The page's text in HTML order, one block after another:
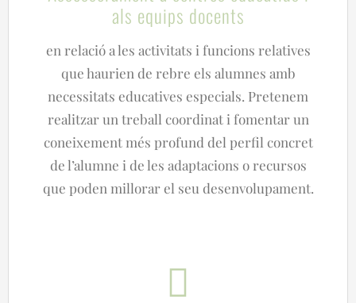
als equips docents
en relació a les activitats i funcions relatives
que haurien de rebre els alumnes amb
necessitats educatives especials. Pretenem
realitzar un treball coordinat i fomentar un
coneixement més profund del perfil concret
de l’alumne i de les adaptacions o recursos
que poden millorar el seu desenvolupament.